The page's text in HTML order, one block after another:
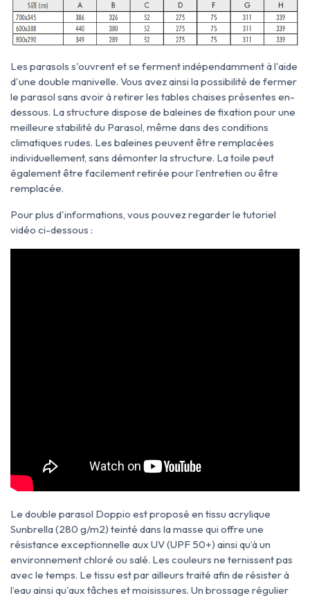
Les parasols s'ouvrent et se ferment indépendamment à l'aide
d'une double manivelle. Vous avez ainsi la possibilité de fermer
le parasol sans avoir à retirer les tables chaises présentes en-
dessous. La structure dispose de baleines de fixation pour une
meilleure stabilité du Parasol, même dans des conditions
climatiques rudes. Les baleines peuvent être remplacées
individuellement, sans démonter la structure. La toile peut
également être facilement retirée pour l’entretien ou être
remplacée.
Pour plus d'informations, vous pouvez regarder le tutoriel
vidéo ci-dessous :
Le double parasol Doppio est proposé en tissu acrylique
Sunbrella (280 g/m2) teinté dans la masse qui offre une
résistance exceptionnelle aux UV (UPF 50+) ainsi qu’à un
environnement chloré ou salé. Les couleurs ne ternissent pas
avec le temps. Le tissu est par ailleurs traité afin de résister à
l’eau ainsi qu'aux tâches et moisissures. Un brossage régulier